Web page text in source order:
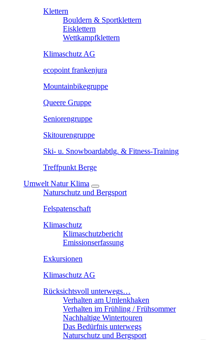
Klettern
Bouldern & Sportklettern
Eisklettern
Wettkampfklettern
Klimaschutz AG
ecopoint frankenjura
Mountainbikegruppe
Queere Gruppe
Seniorengruppe
Skitourengruppe
Ski- u. Snowboardabtlg. & Fitness-Training
Treffpunkt Berge
Umwelt Natur Klima
Naturschutz und Bergsport
Felspatenschaft
Klimaschutz
Klimaschutzbericht
Emissionserfassung
Exkursionen
Klimaschutz AG
Rücksichtsvoll unterwegs…
Verhalten am Umlenkhaken
Verhalten im Frühling / Frühsommer
Nachhaltige Wintertouren
Das Bedürfnis unterwegs
Naturschutz und Bergsport